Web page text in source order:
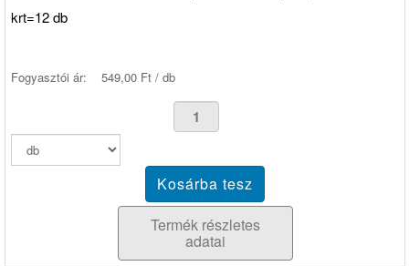
krt=12 db
Fogyasztói ár: 549,00 Ft / db
Termék részletes
adatai